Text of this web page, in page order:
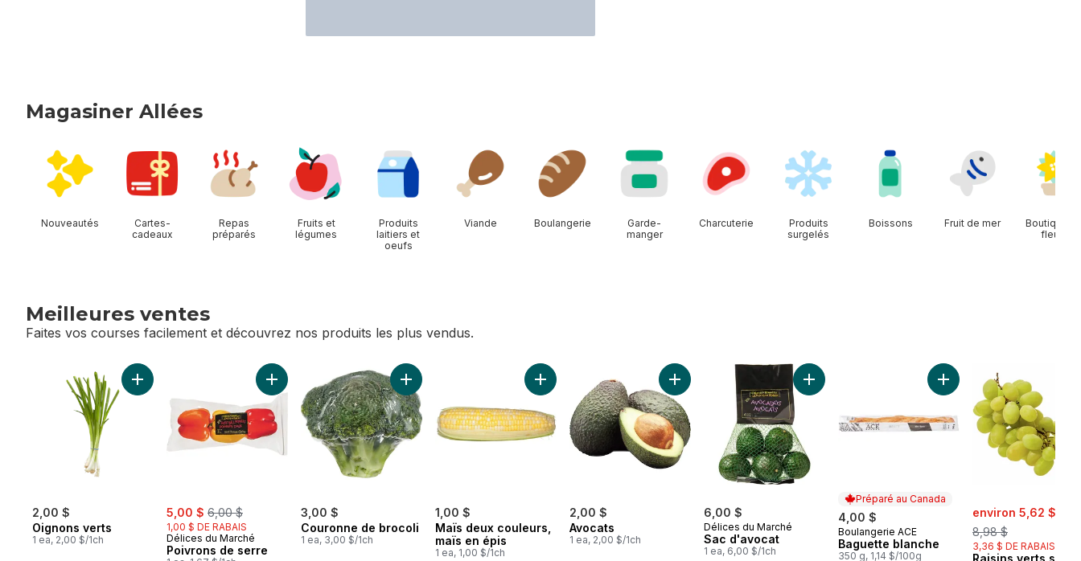
Magasiner Allées
Nouveautés
Cartes-
cadeaux
Repas
préparés
Fruits et
légumes
Produits
laitiers et
oeufs
Viande Boulangerie
Garde-
manger
Charcuterie
Produits
surgelés
Boissons Fruit de mer
Boutique
fleurs
Meilleures ventes
Faites vos courses facilement et découvrez nos produits les plus vendus.
sauter Meilleures ventes
2,00 $
Oignons verts
1 ea, 2,00 $/1ch
Ajouter Oignons verts au panier
sale:
5,00 $ , formerly:
6,00 $
1,00 $ DE RABAIS
Délices du Marché
Poivrons de serre
Ajouter Poivrons de serre au panier
3,00 $
Couronne de brocoli
1 ea, 3,00 $/1ch
Ajouter Couronne de brocoli au panier
1,00 $
Maïs deux couleurs,
maïs en épis
1 ea, 1,00 $/1ch
Ajouter Maïs deux couleurs, maïs en épis au panier
2,00 $
Avocats
1 ea, 2,00 $/1ch
Ajouter Avocats au panier
6,00 $
Délices du Marché
Sac d'avocat
1 ea, 6,00 $/1ch
Ajouter Sac d'avocat au panier
Préparé au Canada
4,00 $
Préparé au Canada
Boulangerie ACE
Baguette blanche
350 g, 1,14 $/100g
Ajouter Baguette blanche
sale:
environ 5,62 $
8,98 $
3,36 $ DE RABAIS
Raisins verts sans